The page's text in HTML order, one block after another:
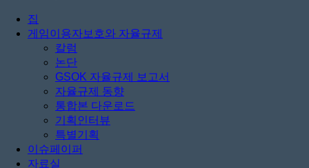
집
게임이용자보호와 자율규제
칼럼
논단
GSOK 자율규제 보고서
자율규제 동향
통합본 다운로드
기획인터뷰
특별기획
이슈페이퍼
자료실